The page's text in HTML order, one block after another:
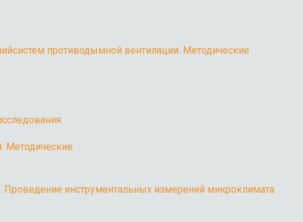
противодымной вентиляции. Методические
Методические
инструментальных измерений микроклимата